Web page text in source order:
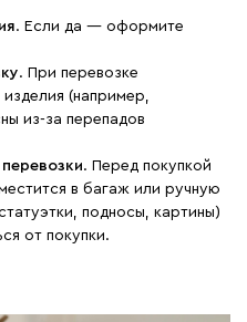
. Если да — оформите
. При перевозке
(например,
из-за перепадов
. Перед покупкой
в багаж или ручную
подносы, картины)
от покупки.